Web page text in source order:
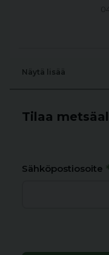
Näytä lisää
Tilaa
Sähköpostiosoite